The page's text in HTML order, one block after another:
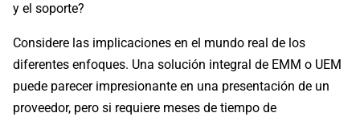
y el soporte?
Considere las implicaciones en el mundo real de los
diferentes enfoques. Una solución integral de EMM o UEM
puede parecer impresionante en una presentación de un
proveedor, pero si requiere meses de tiempo de